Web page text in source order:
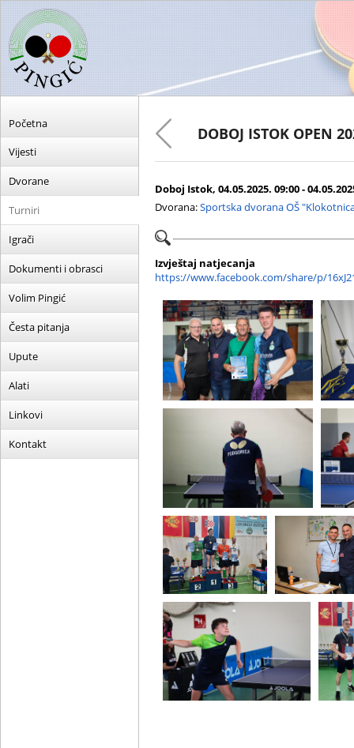
Početna
Vijesti
Dvorane
Turniri
Igrači
Dokumenti i obrasci
Volim Pingić
Česta pitanja
Upute
Alati
Linkovi
Kontakt
DOBOJ ISTOK OPEN
Doboj Istok, 04.05.2025. 09:00 -
Dvorana:Sportska dvorana OŠ
Izvještaj natjecanja
https://www.facebook.com/share/p/